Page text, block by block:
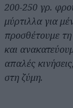
200-250 γρ.
μύρτιλλα για
προσθέτουμε
και
απαλές
στη ζύμη.